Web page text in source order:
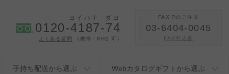
ヨイハナ ダヨ
0120-4187-74
よくある質問 （携帯・PHS 可）
FAXでのご注文
03-6404-0045
FAX申込書
手持ち配送から選ぶ Webカタログギフトから選ぶ